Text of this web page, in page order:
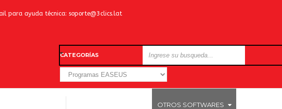
para ayuda técnica: soporte@3clics.lat
CATEGORÍAS
OTROS SOFTWARES